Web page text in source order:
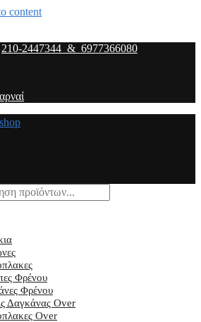
content
210-2447344 & 6977366080
Φρένου
Φρένου
Δαγκάνας Over
Over